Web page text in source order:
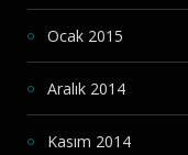
Ocak 2015
Aralık 2014
Kasım 2014